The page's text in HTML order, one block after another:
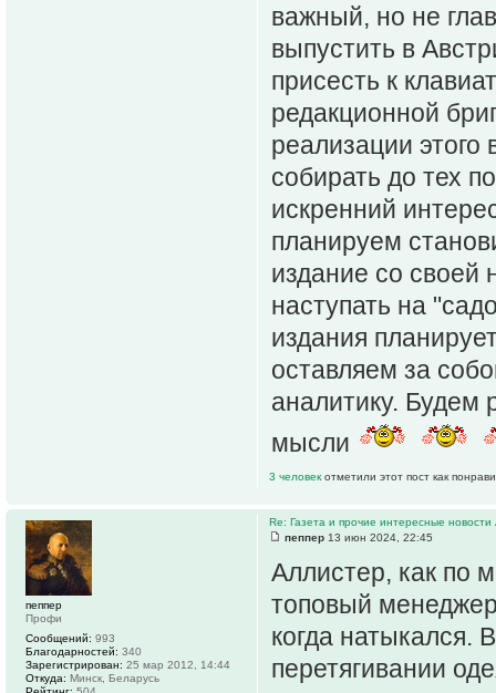
важный, но не
выпустить в
присесть к
редакционной
реализации
собирать до тех
искренний
планируем
издание со своей
наступать на
издания
оставляем за
аналитику.
мысли
3 человек отметили этот пост как
Re: Газета и прочие интересные новости
пеппер 13 июн 2024, 22:45
Аллистер, как по
топовый
когда натыкался.
перетягивании
пеппер
Профи
Сообщений: 993
Благодарностей: 340
Зарегистрирован: 25 мар 2012, 14:44
Откуда: Минск, Беларусь